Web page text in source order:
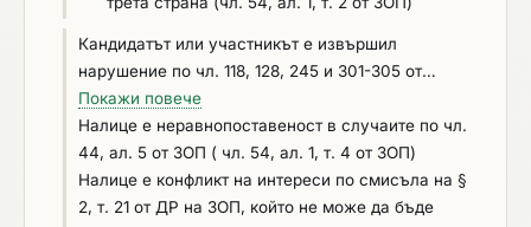
Кандидатът или участникът е извършил
нарушение по чл. 118, 128, 245 и 301-305 от
Кодекса на труда, установено с влязло в сила
наказателно постановление или съдебно
решение, или аналогични нарушения,
установени с акт на компетентен орган,
съгласно законодателството на държавата, в
Покажи повече
Налице e неравнопоставеност в случаите по чл.
44, ал. 5 от ЗОП ( чл. 54, ал. 1, т. 4 от ЗОП)
Налице е конфликт на интереси по смисъла на §
2, т. 21 от ДР на ЗОП, който не може да бъде